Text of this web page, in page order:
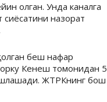
олган. Унда каналга
назорат
беш нафар
Кенеш томонидан 5
ЖТРКнинг бош